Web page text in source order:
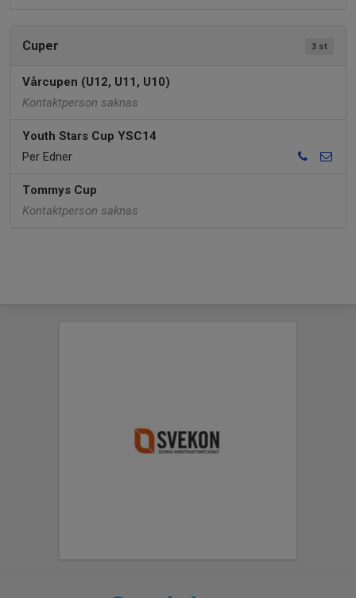
3 st
Cuper
Vårcupen (U12, U11, U10)
Kontaktperson saknas
Youth Stars Cup YSC14
Per Edner
Tommys Cup
Kontaktperson saknas